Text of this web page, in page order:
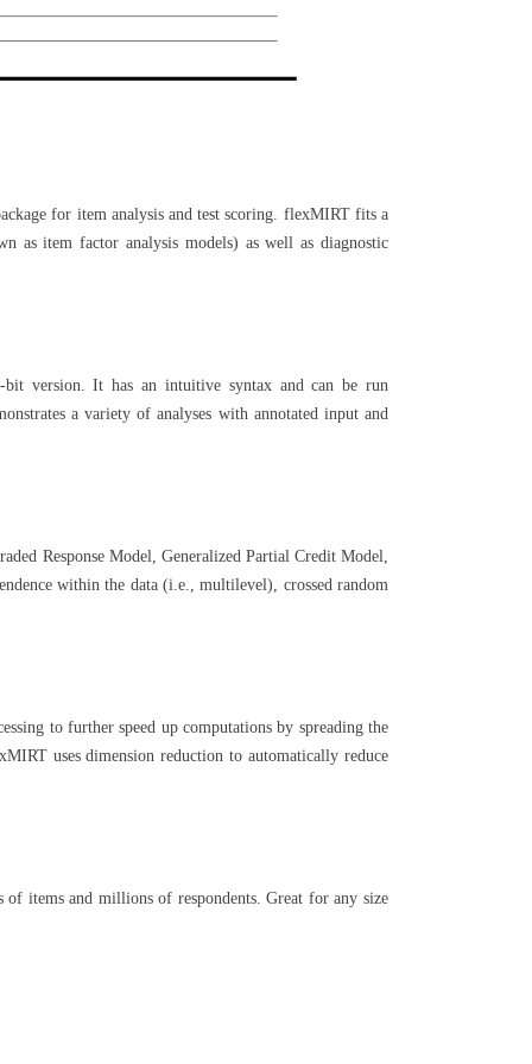
for item analysis and test scoring. flexMIRT fits a
as item factor analysis models) as well as diagnostic
version. It has an intuitive syntax and can be run
a variety of analyses with annotated input and
Response Model, Generalized Partial Credit Model,
within the data (i.e., multilevel), crossed random
to further speed up computations by spreading the
uses dimension reduction to automatically reduce
items and millions of respondents. Great for any size